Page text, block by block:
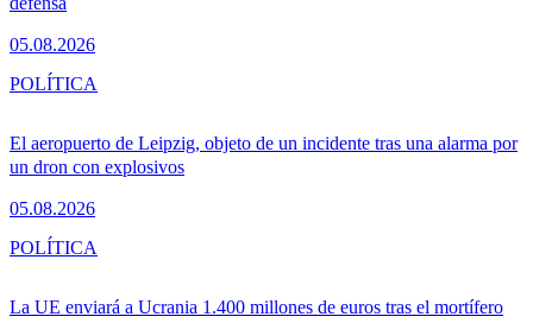
05.08.2026
El aeropuerto de Leipzig, objeto de un incidente tras una alarma por
un dron con explosivos
05.08.2026
POLÍTICA
La UE enviará a Ucrania 1.400 millones de euros tras el mortífero
POLÍTICA